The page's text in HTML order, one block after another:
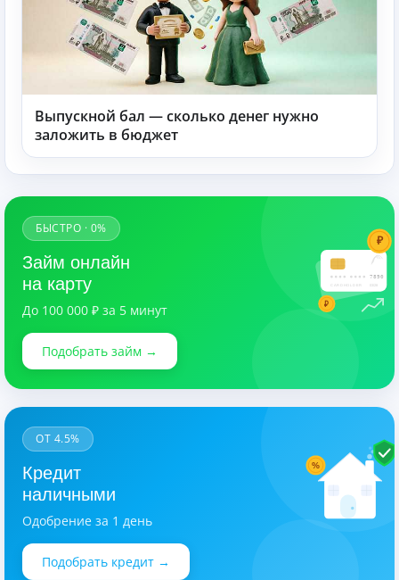
Выпускной бал — сколько денег нужно
заложить в бюджет
7890
CARDHOLDER 03/28
₽
₽
БЫСТРО · 0%
Займ онлайн
на карту
До 100 000 ₽ за 5 минут
Подобрать займ →
%
ОТ 4.5%
Кредит
наличными
Одобрение за 1 день
Подобрать кредит →